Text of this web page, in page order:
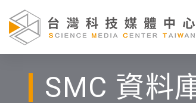
SMC 資料